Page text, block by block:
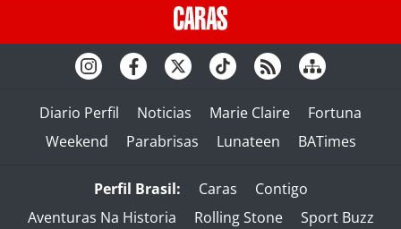
Diario Perfil Noticias Marie Claire
Fortuna
Weekend
Parabrisas Lunateen BATimes
Perfil Brasil: Caras
Contigo
Aventuras Na Historia
Rolling Stone
Sport Buzz